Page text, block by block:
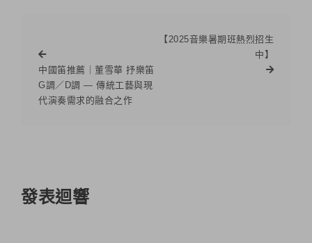
中國笛推薦｜董雪華 抒樂笛
G調／D調 — 傳統工藝與現
代演奏需求的融合之作
【2025音樂暑期班熱烈招生
中】
發表迴響